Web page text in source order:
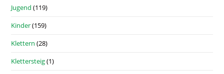
Jugend (119)
Kinder(159)
Klettern (28)
Klettersteig(1)